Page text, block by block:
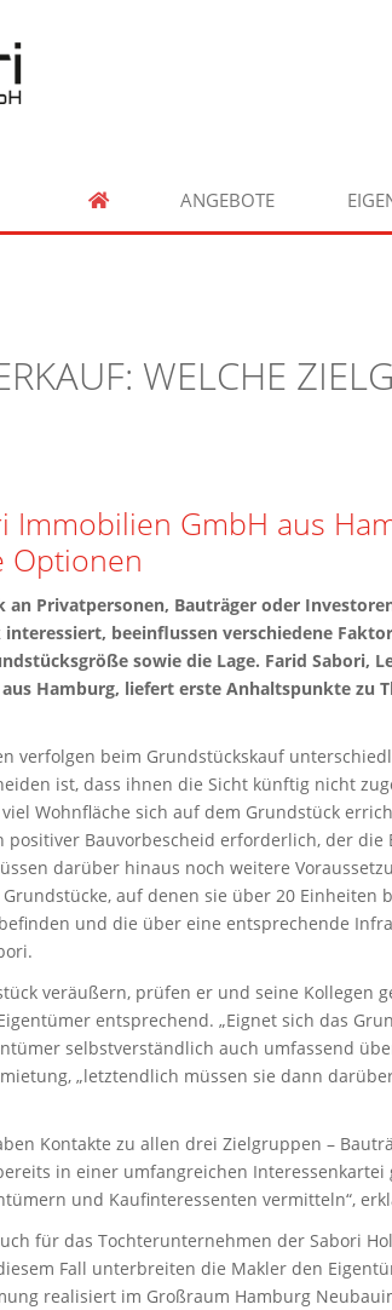
ANGEBOTE
WELCHE
Immobilien GmbH aus
Optionen
Privatpersonen, Bauträger oder
beeinflussen verschiedene
sowie die Lage. Farid Sabori,
Hamburg, liefert erste Anhaltspunkte zu
verfolgen beim Grundstückskauf
ist, dass ihnen die Sicht künftig nicht
Wohnfläche sich auf dem Grundstück
Bauvorbescheid erforderlich, der die
darüber hinaus noch weitere
auf denen sie über 20 Einheiten
und die über eine entsprechende
veräußern, prüfen er und seine Kollegen
entsprechend. „Eignet sich das
selbstverständlich auch umfassend
„letztendlich müssen sie dann
Kontakte zu allen drei Zielgruppen –
in einer umfangreichen Interessenkartei
und Kaufinteressenten vermitteln“,
für das Tochterunternehmen der Sabori
Fall unterbreiten die Makler den
realisiert im Großraum Hamburg